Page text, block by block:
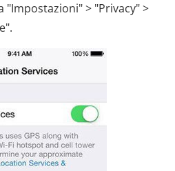
"Impostazioni" > "Privacy" >